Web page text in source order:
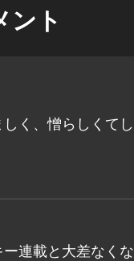
ント
く、憎らしくて
連載と大差なく